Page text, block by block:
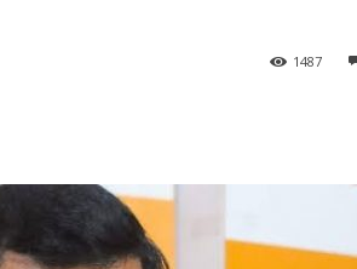
1487